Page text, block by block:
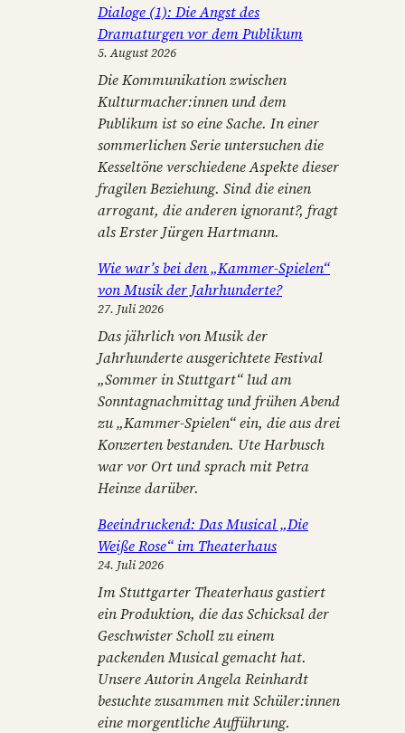
Dialoge (1): Die Angst des
Dramaturgen vor dem Publikum
5. August 2026
Die Kommunikation zwischen
Kulturmacher:innen und dem
Publikum ist so eine Sache. In einer
sommerlichen Serie untersuchen die
Kesseltöne verschiedene Aspekte dieser
fragilen Beziehung. Sind die einen
arrogant, die anderen ignorant?, fragt
als Erster Jürgen Hartmann.
Wie war’s bei den „Kammer-Spielen“
von Musik der Jahrhunderte?
27. Juli 2026
Das jährlich von Musik der
Jahrhunderte ausgerichtete Festival
„Sommer in Stuttgart“ lud am
Sonntagnachmittag und frühen Abend
zu „Kammer-Spielen“ ein, die aus drei
Konzerten bestanden. Ute Harbusch
war vor Ort und sprach mit Petra
Heinze darüber.
Beeindruckend: Das Musical „Die
Weiße Rose“ im Theaterhaus
24. Juli 2026
Im Stuttgarter Theaterhaus gastiert
ein Produktion, die das Schicksal der
Geschwister Scholl zu einem
packenden Musical gemacht hat.
Unsere Autorin Angela Reinhardt
besuchte zusammen mit Schüler:innen
eine morgentliche Aufführung.